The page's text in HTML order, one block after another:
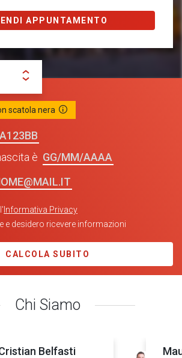
APPUNTAMENTO
scatola nera
è
GG/MM/AAAA
Informativa Privacy
e desidero ricevere informazioni
CALCOLA SUBITO
Chi Siamo
Belfasti